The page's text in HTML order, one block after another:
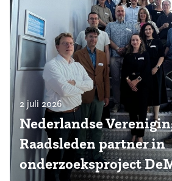
2 juli 2026
Nederlandse
Raadsleden partner in
onderzoeksproject